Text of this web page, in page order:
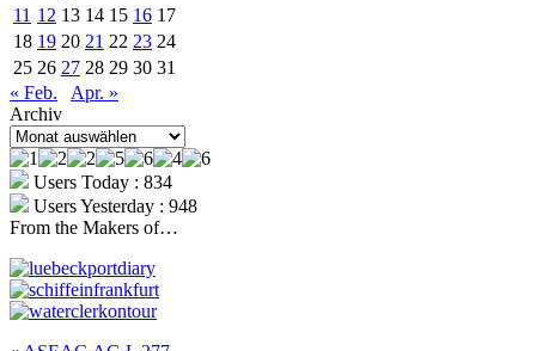
11 12 13 14 15 16 17
18 19 20 21 22 23 24
25 26 27 28 29 30 31
« Feb.
Apr. »
Archiv
Archiv
Users Today : 834
Users Yesterday : 948
From the Makers of…